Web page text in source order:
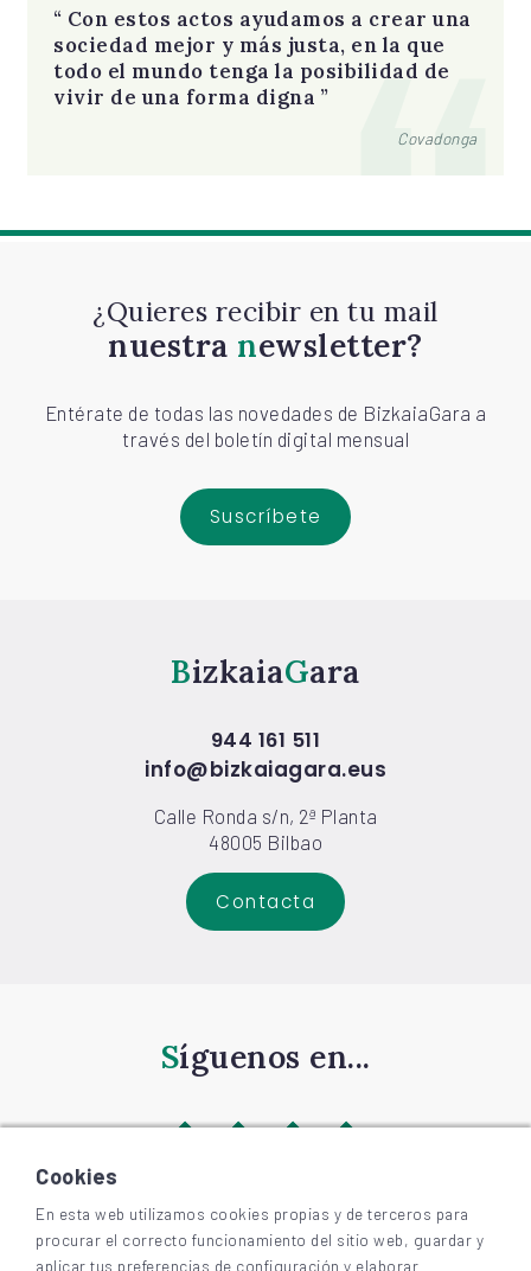
Con estos actos ayudamos a crear una
sociedad mejor y más justa, en la que
todo el mundo tenga la posibilidad de
vivir de una forma digna
Covadonga
¿Quieres recibir en tu mail
nuestra newsletter?
Entérate de todas las novedades de BizkaiaGara a
través del boletín digital mensual
Suscríbete
Bizkaia Gara
944 161 511
info@bizkaiagara.eus
Calle Ronda s/n, 2ª Planta
48005 Bilbao
Contacta
Síguenos en...
©2026 BIZKAIAGARA
Cookies
En esta web utilizamos cookies propias y de terceros para
procurar el correcto funcionamiento del sitio web, guardar y
aplicar tus preferencias de configuración y elaborar